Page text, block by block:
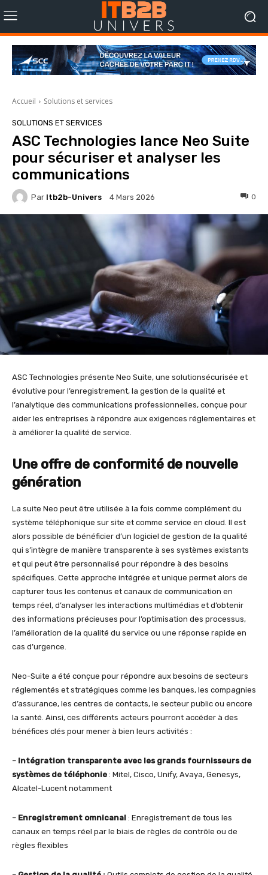
Accueil Solutions et services
SOLUTIONS ET SERVICES
ASC Technologies lance Neo Suite
pour sécuriser et analyser les
communications
Par Itb2b-Univers 4 Mars 2026 0
ASC Technologies présente Neo Suite, une solutionsécurisée et
évolutive pour l’enregistrement, la gestion de la qualité et
l’analytique des communications professionnelles, conçue pour
aider les entreprises à répondre aux exigences réglementaires et
à améliorer la qualité de service.
Une offre de conformité de nouvelle
génération
La suite Neo peut être utilisée à la fois comme complément du
système téléphonique sur site et comme service en cloud. Il est
alors possible de bénéficier d’un logiciel de gestion de la qualité
qui s’intègre de manière transparente à ses systèmes existants
et qui peut être personnalisé pour répondre à des besoins
spécifiques. Cette approche intégrée et unique permet alors de
capturer tous les contenus et canaux de communication en
temps réel, d’analyser les interactions multimédias et d’obtenir
des informations précieuses pour l’optimisation des processus,
l’amélioration de la qualité du service ou une réponse rapide en
cas d’urgence.
Neo-Suite a été conçue pour répondre aux besoins de secteurs
réglementés et stratégiques comme les banques, les compagnies
d’assurance, les centres de contacts, le secteur public ou encore
la santé. Ainsi, ces différents acteurs pourront accéder à des
bénéfices clés pour mener à bien leurs activités :
– Intégration transparente avec les grands fournisseurs de
systèmes de téléphonie : Mitel, Cisco, Unify, Avaya, Genesys,
Alcatel-Lucent notamment
– Enregistrement omnicanal : Enregistrement de tous les
canaux en temps réel par le biais de règles de contrôle ou de
règles flexibles